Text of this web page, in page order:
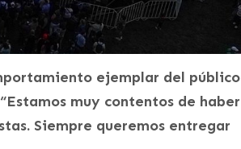
ejemplar del público
muy contentos de haber
Siempre queremos entregar